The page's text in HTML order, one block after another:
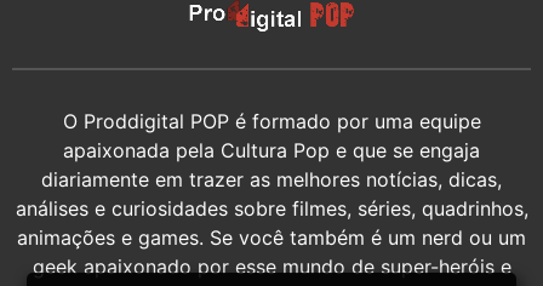
O Proddigital POP é formado por uma equipe
apaixonada pela Cultura Pop e que se engaja
diariamente em trazer as melhores notícias, dicas,
análises e curiosidades sobre filmes, séries, quadrinhos,
animações e games. Se você também é um nerd ou um
geek apaixonado por esse mundo de super-heróis e